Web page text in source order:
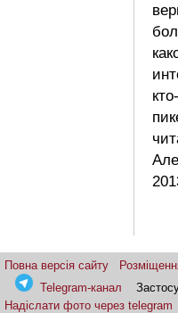
Повна версія сайту
Telegram-канал
Надіслати фото через telegram